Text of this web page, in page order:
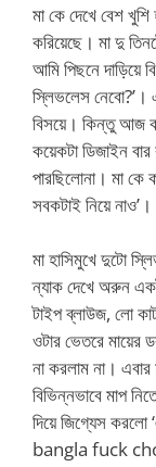
মা কে দেখে বেশ
করিয়েছে। মা দু
আমি পিছনে দাড়িয়ে
স্লিভলেস নেবো?’।
বিসয়ে। কিন্তু আজ
কয়েকটা ডিজাইন
পারছিলোনা। মা
সবকটাই নিয়ে নাও’।
মা হাসিমুখে দুটো
ন্যাক দেখে অরুন
টাইপ ব্লাউজ, লো
ওটার ভেতরে মায়ের
না করলাম না। এবার
বিভিন্নভাবে মাপ
দিয়ে জিগ্যেস করলো
bangla fuck